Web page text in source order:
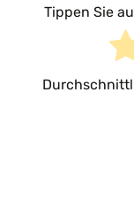
Tippen Sie